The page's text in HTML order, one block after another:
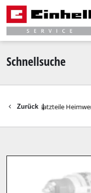
GBP
Schnellsuche
Zurück |
Ersatzteile